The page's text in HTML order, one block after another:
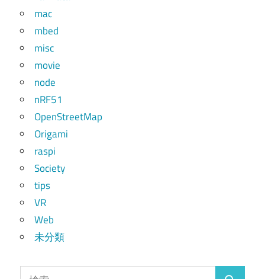
mac
mbed
misc
movie
node
nRF51
OpenStreetMap
Origami
raspi
Society
tips
VR
Web
未分類